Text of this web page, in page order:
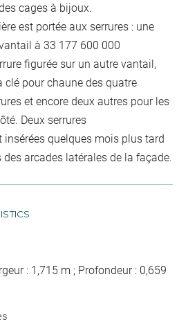
cages à bijoux.
est portée aux serrures : une
à 33 177 600 000
figurée sur un autre vantail,
clé pour chaune des quatre
et encore deux autres pour les
Deux serrures
quelques mois plus tard
arcades latérales de la façade.
: 1,715 m ; Profondeur : 0,659